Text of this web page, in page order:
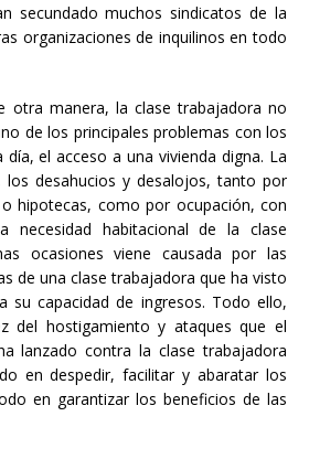
secundado muchos sindicatos de la
organizaciones de inquilinos en todo
otra manera, la clase trabajadora no
de los principales problemas con los
el acceso a una vivienda digna. La
los desahucios y desalojos, tanto por
hipotecas, como por ocupación, con
necesidad habitacional de la clase
ocasiones viene causada por las
de una clase trabajadora que ha visto
su capacidad de ingresos. Todo ello,
del hostigamiento y ataques que el
lanzado contra la clase trabajadora
en despedir, facilitar y abaratar los
en garantizar los beneficios de las